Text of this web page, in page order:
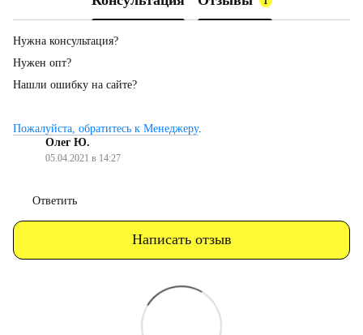
Нужна консультация?
Нужен опт?
Нашли ошибку на сайте?
Пожалуйста, обратитесь к Менеджеру.
Олег Ю.
05.04.2021 в 14:27
Ответить
Написать отзыв